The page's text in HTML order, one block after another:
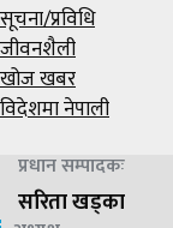
सूचना/प्रविधि
जीवनशैली
खोज खबर
विदेशमा नेपाली
प्रधान सम्पादकः
सरिता खड्का